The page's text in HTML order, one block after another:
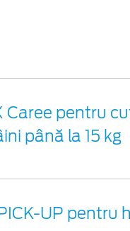
pentru
până la 15 kg
UP pentru